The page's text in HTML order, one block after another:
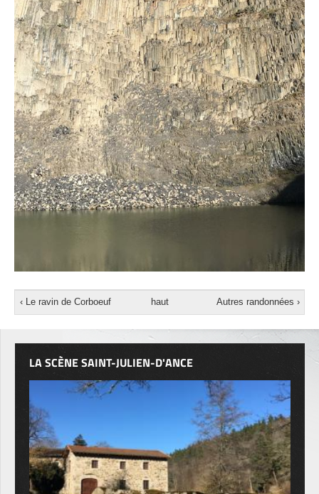
‹ Le ravin de Corboeuf haut Autres randonnées ›
LA SCÈNE SAINT-JULIEN-D'ANCE